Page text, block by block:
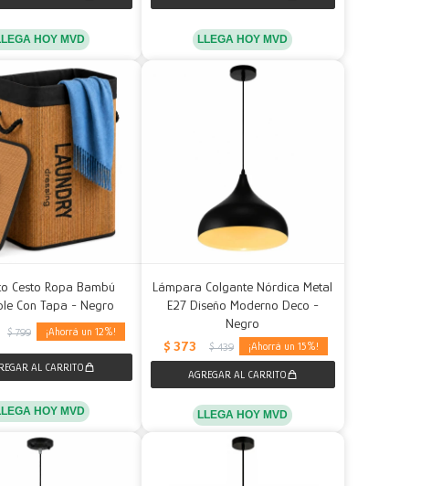
HOY MVD LLEGA HOY MVD
Cesto Ropa Bambú
Con Tapa - Negro
$ 799 12
HOY MVD
Lámpara Colgante Nórdica Metal
E27 Diseño Moderno Deco -
Negro
$ 373 $ 439 15
LLEGA HOY MVD